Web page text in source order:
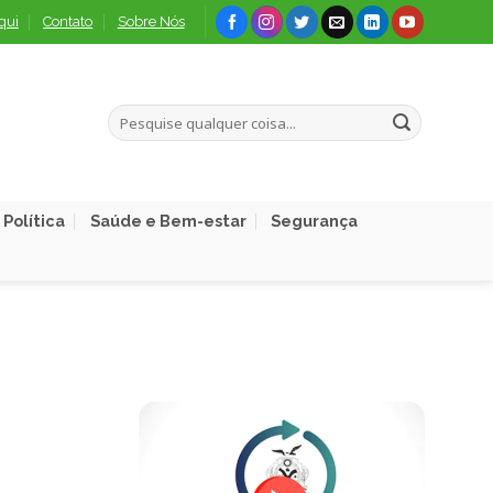
Contato Sobre Nós
Política Saúde e Bem-estar Segurança